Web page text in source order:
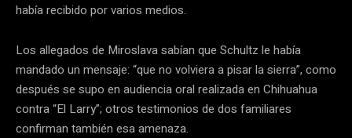
había recibido por varios medios.
Los allegados de Miroslava sabían que Schultz le había
mandado un mensaje: “que no volviera a pisar la sierra”, como
después se supo en audiencia oral realizada en Chihuahua
contra “El Larry”; otros testimonios de dos familiares
confirman también esa amenaza.